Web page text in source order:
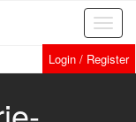
Login / Register